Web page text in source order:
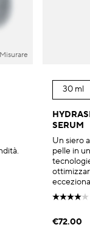
30 ml
SERUM
Un siero
pelle in
€72.00